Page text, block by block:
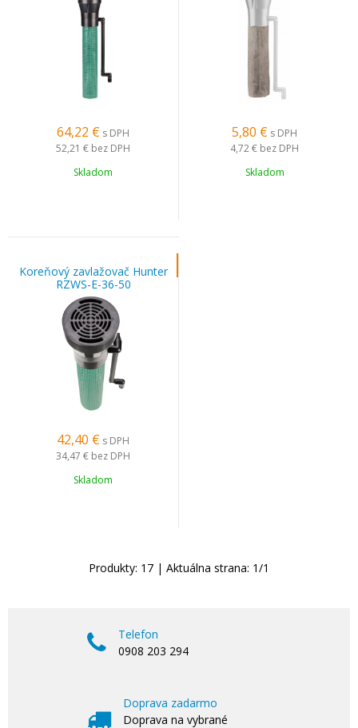
64,22 € s DPH
52,21 € bez DPH
Skladom
5,80 € s DPH
4,72 € bez DPH
Skladom
Koreňový zavlažovač Hunter
RZWS-E-36-50
42,40 € s DPH
34,47 € bez DPH
Skladom
Produkty: 17 | Aktuálna strana: 1/1
Telefon
0908 203 294
Doprava zadarmo
Doprava na vybrané